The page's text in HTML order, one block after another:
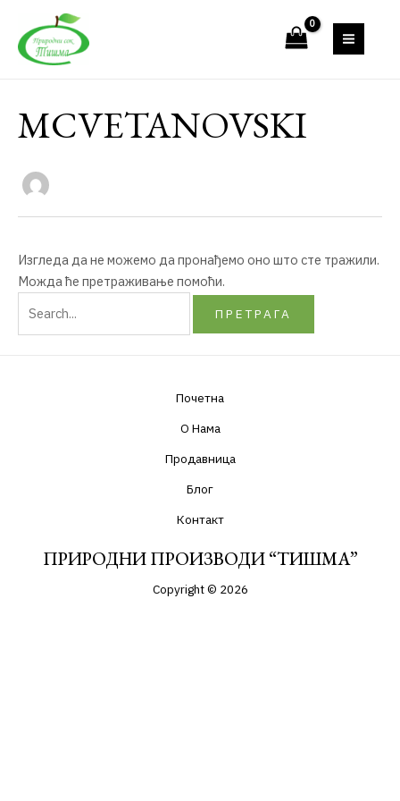
садржај
MCVETANOVSKI
Изгледа да не можемо да пронађемо оно што сте тражили.
Можда ће претраживање помоћи.
Претрага
за:
Почетна
О Нама
Продавница
Блог
Контакт
ПРИРОДНИ ПРОИЗВОДИ “ТИШМА”
Copyright © 2026